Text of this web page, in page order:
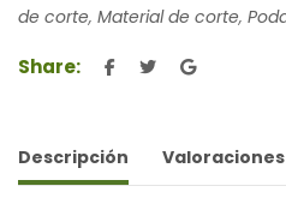
de corte, Material de corte,
Share:
Descripción